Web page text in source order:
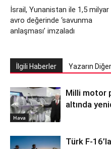
İsrail, Yunanistan ile 1,5 milyar
avro değerinde ‘savunma
anlaşması’ imzaladı
İlgili Haberler Yazarın
Hava
Milli motor
altında
Türk F-